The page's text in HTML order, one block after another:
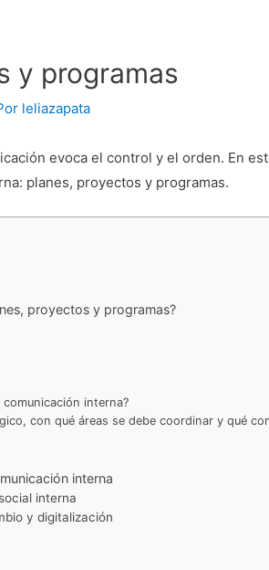
y programas
leliazapata
evoca el control y el orden. En
planes, proyectos y programas.
proyectos y programas?
interna?
con qué áreas se debe coordinar y qué
interna
interna
y digitalización